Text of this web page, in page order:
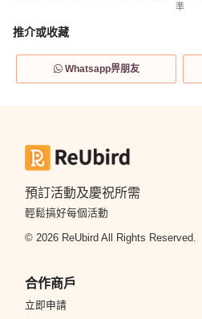
準
推介或收藏
Whatsapp畀朋友
預訂活動及慶祝所需
輕鬆搞好每個活動
© 2026 ReUbird All Rights Reserved.
合作商戶
立即申請